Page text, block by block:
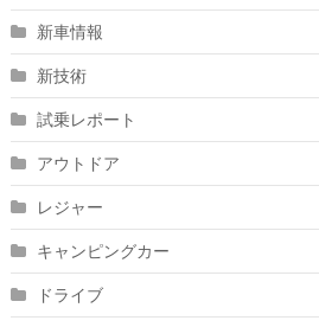
新車情報
新技術
試乗レポート
アウトドア
レジャー
キャンピングカー
ドライブ